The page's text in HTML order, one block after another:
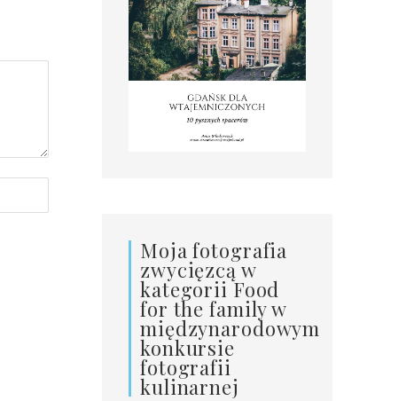
Moja fotografia
zwycięzcą w
kategorii Food
for the family w
międzynarodowym
konkursie
fotografii
kulinarnej